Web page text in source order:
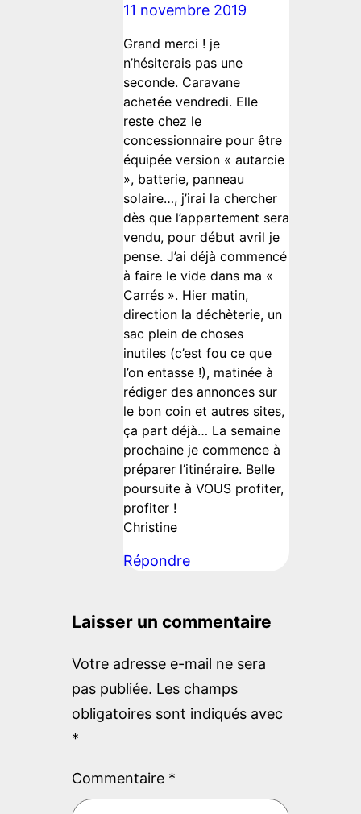
11 novembre 2019
Grand merci ! je
n’hésiterais pas une
seconde. Caravane
achetée vendredi. Elle
reste chez le
concessionnaire pour être
équipée version « autarcie
», batterie, panneau
solaire…, j’irai la chercher
dès que l’appartement sera
vendu, pour début avril je
pense. J’ai déjà commencé
à faire le vide dans ma «
Carrés ». Hier matin,
direction la déchèterie, un
sac plein de choses
inutiles (c’est fou ce que
l’on entasse !), matinée à
rédiger des annonces sur
le bon coin et autres sites,
ça part déjà… La semaine
prochaine je commence à
préparer l’itinéraire. Belle
poursuite à VOUS profiter,
profiter !
Christine
Répondre
Laisser un commentaire
Votre adresse e-mail ne sera
pas publiée. Les champs
obligatoires sont indiqués avec
*
Commentaire *